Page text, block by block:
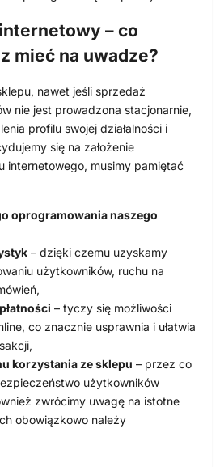
– co
mieć na uwadze?
nawet jeśli sprzedaż
nie jest prowadzona stacjonarnie,
profilu swojej działalności i
się na założenie
internetowego, musimy pamiętać
oprogramowania naszego
– dzięki czemu uzyskamy
użytkowników, ruchu na
– tyczy się możliwości
co znacznie usprawnia i ułatwia
korzystania ze sklepu – przez co
użytkowników
zwrócimy uwagę na istotne
obowiązkowo należy